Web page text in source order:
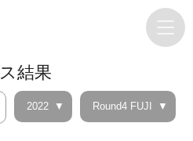
結果
2022 Round4 FUJI